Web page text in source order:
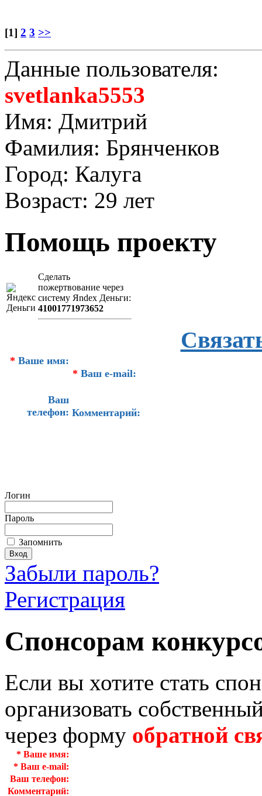
[1] 2 3 >>
Данные пользователя:
svetlanka5553
Имя: Дмитрий
Фамилия: Брянченков
Город: Калуга
Возраст: 29 лет
Помощь проекту
Сделать
пожертвование через
систeму Яndex Деньги:
41001771973652
* Ваше имя:
* Ваш e-mail:
Ваш
телефон: Комментарий:
Логин
Пароль
Запомнить
Забыли пароль?
Регистрация
Спонсорам
Если вы хотите стать
организовать
через форму обратной
* Ваше имя:
* Ваш e-mail:
Ваш телефон:
Комментарий: